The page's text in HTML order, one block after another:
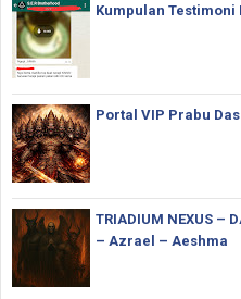
Kumpulan Testimoni
Portal VIP Prabu
TRIADIUM NEXUS –
– Azrael – Aeshma